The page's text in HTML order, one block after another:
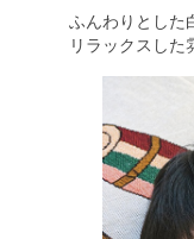
ふんわりとした
リラックスした